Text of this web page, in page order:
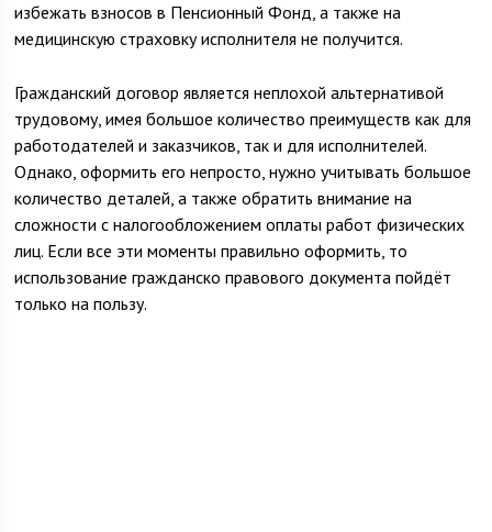
избежать взносов в Пенсионный Фонд, а также на
медицинскую страховку исполнителя не получится.
Гражданский договор является неплохой альтернативой
трудовому, имея большое количество преимуществ как для
работодателей и заказчиков, так и для исполнителей.
Однако, оформить его непросто, нужно учитывать большое
количество деталей, а также обратить внимание на
сложности с налогообложением оплаты работ физических
лиц. Если все эти моменты правильно оформить, то
использование гражданско правового документа пойдёт
только на пользу.